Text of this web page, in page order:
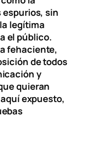
espurios, sin
legítima
el público.
fehaciente,
de todos
y
quieran
expuesto,